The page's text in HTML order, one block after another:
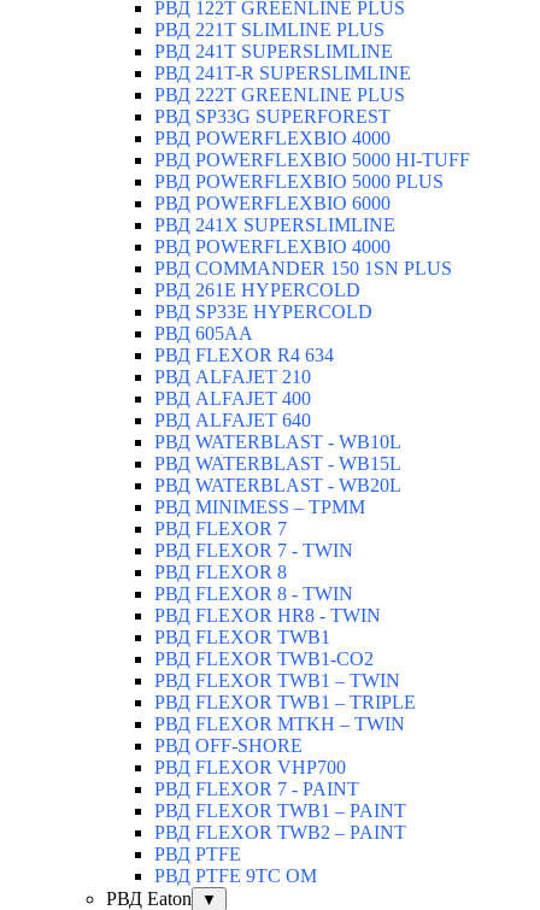
РВД 122T GREENLINE PLUS
РВД 221T SLIMLINE PLUS
РВД 241T SUPERSLIMLINE
РВД 241T-R SUPERSLIMLINE
РВД 222T GREENLINE PLUS
РВД SP33G SUPERFOREST
РВД POWERFLEXBIO 4000
РВД POWERFLEXBIO 5000 HI-TUFF
РВД POWERFLEXBIO 5000 PLUS
РВД POWERFLEXBIO 6000
РВД 241X SUPERSLIMLINE
РВД POWERFLEXBIO 4000
РВД СOMMANDER 150 1SN PLUS
РВД 261E HYPERCOLD
РВД SP33E HYPERCOLD
РВД 605AA
РВД FLEXOR R4 634
РВД ALFAJET 210
РВД ALFAJET 400
РВД ALFAJET 640
РВД WATERBLAST - WB10L
РВД WATERBLAST - WB15L
РВД WATERBLAST - WB20L
РВД MINIMESS – TPMM
РВД FLEXOR 7
РВД FLEXOR 7 - TWIN
РВД FLEXOR 8
РВД FLEXOR 8 - TWIN
РВД FLEXOR HR8 - TWIN
РВД FLEXOR TWB1
РВД FLEXOR TWB1-CO2
РВД FLEXOR TWB1 – TWIN
РВД FLEXOR TWB1 – TRIPLE
РВД FLEXOR MTKH – TWIN
РВД OFF-SHORE
РВД FLEXOR VHP700
РВД FLEXOR 7 - PAINT
РВД FLEXOR TWB1 – PAINT
РВД FLEXOR TWB2 – PAINT
РВД PTFE
РВД PTFE 9TC OM
РВД Eaton
▼